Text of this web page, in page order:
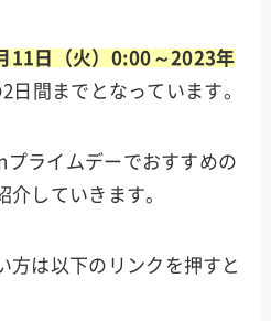
11日（火）0:00～2023年
2日間までとなっています。
プライムデーでおすすめの
介していきます。
方は以下のリンクを押すと